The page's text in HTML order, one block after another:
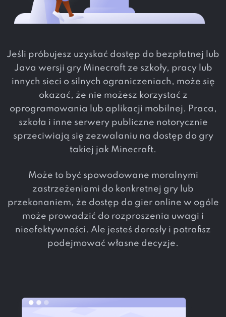
Jeśli próbujesz uzyskać dostęp do bezpłatnej lub
Java wersji gry Minecraft ze szkoły, pracy lub
innych sieci o silnych ograniczeniach, może się
okazać, że nie możesz korzystać z
oprogramowania lub aplikacji mobilnej. Praca,
szkoła i inne serwery publiczne notorycznie
sprzeciwiają się zezwalaniu na dostęp do gry
takiej jak Minecraft.
Może to być spowodowane moralnymi
zastrzeżeniami do konkretnej gry lub
przekonaniem, że dostęp do gier online w ogóle
może prowadzić do rozproszenia uwagi i
nieefektywności. Ale jesteś dorosły i potrafisz
podejmować własne decyzje.